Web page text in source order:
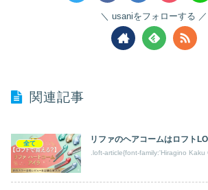
usaniをフォローする
関連記事
全て リファのヘアコームはロフト
.loft-article{font-family:'Hiragino Kaku